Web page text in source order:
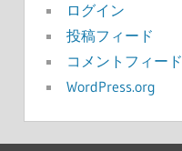
ログイン
投稿フィード
コメントフィード
WordPress.org